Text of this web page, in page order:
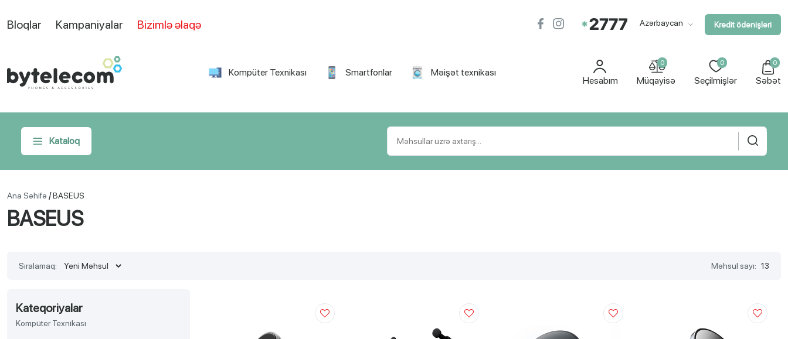
Bloqlar Kampaniyalar Bizimlə əlaqə Azərbaycan Kredit ödənişləri
Kompüter Texnikası Smartfonlar Məişət texnikası
Hesabım
0
Müqayisə
0
Seçilmişlər
0
Səbət
Kataloq
Ana Səhifə /BASEUS
BASEUS
Sıralamaq: Məhsul sayı: 13
Kateqoriyalar
Kompüter Texnikası